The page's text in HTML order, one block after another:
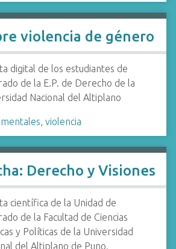
violencia de género
digital de los estudiantes de
de la E.P. de Derecho de la
Nacional del Altiplano
, violencia
Derecho y Visiones
científica de la Unidad de
de la Facultad de Ciencias
y Políticas de la Universidad
del Altiplano de Puno.